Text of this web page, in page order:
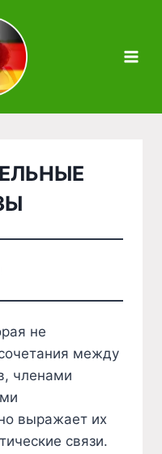
не
между
членами
выражает их
связи.